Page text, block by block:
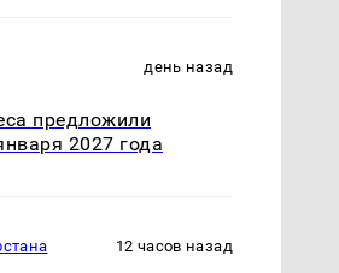
день назад
предложили
2027 года
12 часов назад